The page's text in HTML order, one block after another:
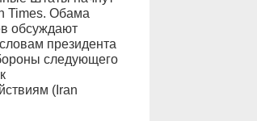
Times. Обама
обсуждают
президента
следующего
(Iran